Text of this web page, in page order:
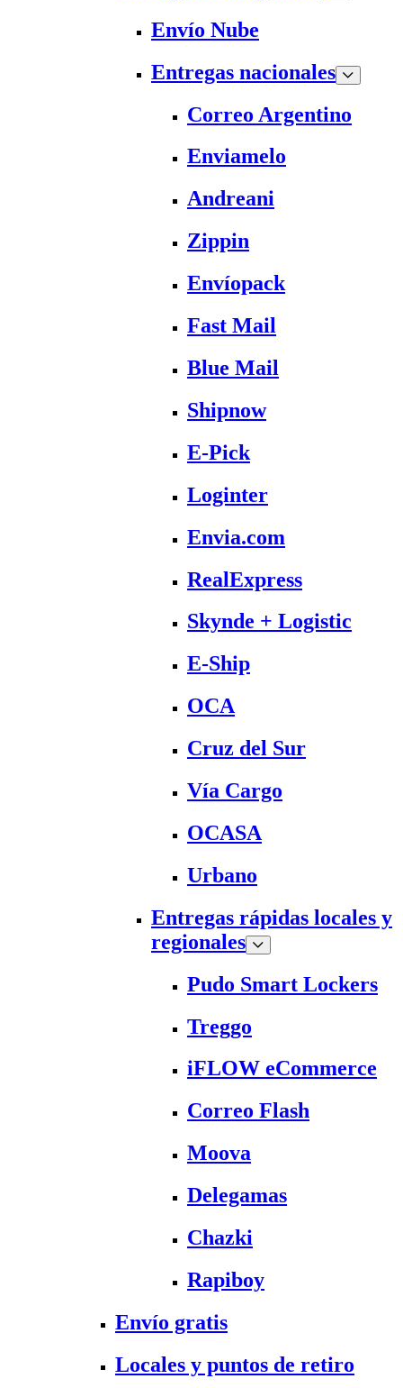
Envío Nube
Entregas nacionales
Correo Argentino
Enviamelo
Andreani
Zippin
Envíopack
Fast Mail
Blue Mail
Shipnow
E-Pick
Loginter
Envia.com
RealExpress
Skynde + Logistic
E-Ship
OCA
Cruz del Sur
Vía Cargo
OCASA
Urbano
Entregas rápidas locales y
regionales
Pudo Smart Lockers
Treggo
iFLOW eCommerce
Correo Flash
Moova
Delegamas
Chazki
Rapiboy
Envío gratis
Locales y puntos de retiro